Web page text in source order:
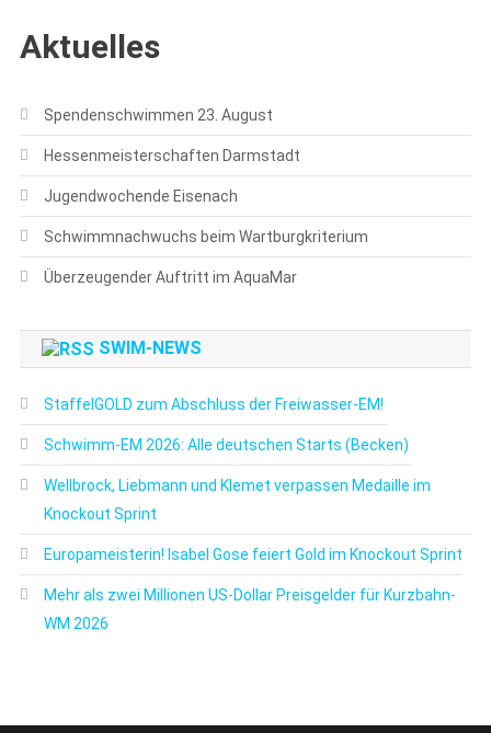
Aktuelles
Spendenschwimmen 23. August
Hessenmeisterschaften Darmstadt
Jugendwochende Eisenach
Schwimmnachwuchs beim Wartburgkriterium
Überzeugender Auftritt im AquaMar
SWIM-NEWS
StaffelGOLD zum Abschluss der Freiwasser-EM!
Schwimm-EM 2026: Alle deutschen Starts (Becken)
Wellbrock, Liebmann und Klemet verpassen Medaille im
Knockout Sprint
Europameisterin! Isabel Gose feiert Gold im Knockout Sprint
Mehr als zwei Millionen US-Dollar Preisgelder für Kurzbahn-
WM 2026